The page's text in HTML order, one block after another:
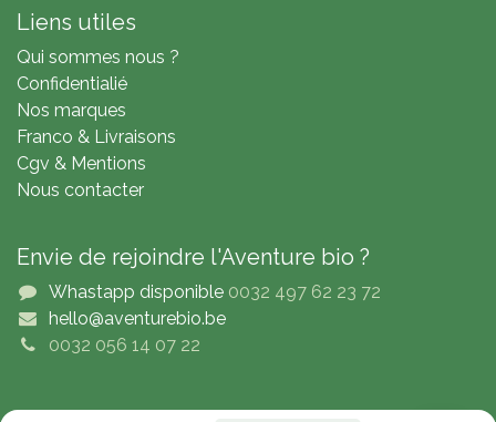
Liens utiles
Qui sommes nous ?
Confidentialié
Nos marques
Franco & Livraisons
Cgv & Mentions
Nous contacter
Envie de rejoindre l'Aventure bio ?
Whastapp disponible0032 497 62 23 72
hello@aventurebio.be
0032 056 14 07 22